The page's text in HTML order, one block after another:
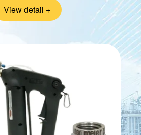
View detail +